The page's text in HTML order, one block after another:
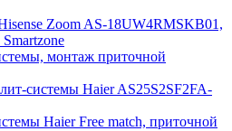
Zoom AS-18UW4RMSKB01,
монтаж приточной
системы Haier AS25S2SF2FA-
Haier Free match, приточной